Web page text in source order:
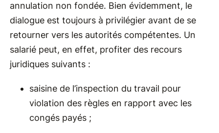
annulation non fondée. Bien évidemment, le
dialogue est toujours à privilégier avant de se
retourner vers les autorités compétentes. Un
salarié peut, en effet, profiter des recours
juridiques suivants :
saisine de l’inspection du travail pour
violation des règles en rapport avec les
congés payés ;